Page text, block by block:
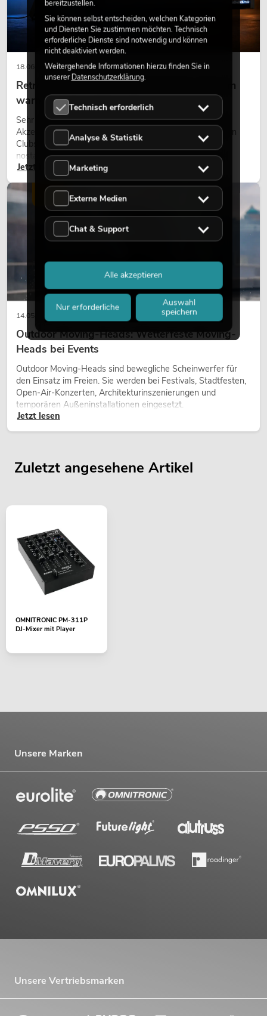
18.06.2026
Retro-Licht im modernen Lichtdesign: Warum
warmes Licht wieder wirkt
Sehr warmes Licht, sichtbare Leuchtflächen und farbige
Akzente prägen viele aktuelle Lichtdesigns auf Bühnen, in
Clubs und bei Events. Retro-Licht ist dabei kein rein
nostalgischer Effekt, sondern ein bewusst eingesetztes
Gestaltungsmittel: Es schafft Atmosphäre, gibt Szenen
Charakter und kann technische LED-Setups emotionaler
wirken lassen.
Jetzt lesen
14.05.2026
Outdoor Moving-Heads: Wetterfeste Moving-
Heads bei Events
Outdoor Moving-Heads sind bewegliche Scheinwerfer für
den Einsatz im Freien. Sie werden bei Festivals, Stadtfesten,
Open-Air-Konzerten, Architekturinszenierungen und
temporären Außeninstallationen eingesetzt.
Jetzt lesen
LICHT
Zuletzt angesehene Artikel
OMNITRONIC PM-311P
DJ-Mixer mit Player
Unsere Marken
Unsere Vertriebsmarken
bereitzustellen.
Sie können selbst entscheiden, welchen Kategorien
und Diensten Sie zustimmen möchten. Technisch
erforderliche Dienste sind notwendig und können
nicht deaktiviert werden.
Weitergehende Informationen hierzu finden Sie in
unsererDatenschutzerklärung.
Technisch erforderlich
Analyse & Statistik
Marketing
Externe Medien
Chat & Support
Nur erforderliche
Auswahl
speichern
Alle akzeptieren